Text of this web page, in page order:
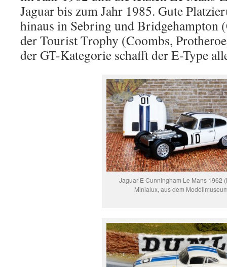
Jaguar bis zum Jahr 1985. Gute
hinaus in Sebring und Bridgehampton
der Tourist Trophy (Coombs,
der GT-Kategorie schafft der E-Type
Jaguar E Cunningham Le Mans 1962
Minialux, aus dem